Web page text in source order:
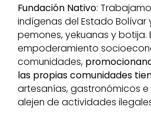
Fundación Nativo:
indígenas del Estado Bolívar
pemones, yekuanas y botija.
empoderamiento
comunidades,
las propias comunidades
artesanías, gastronómicos
alejen de actividades